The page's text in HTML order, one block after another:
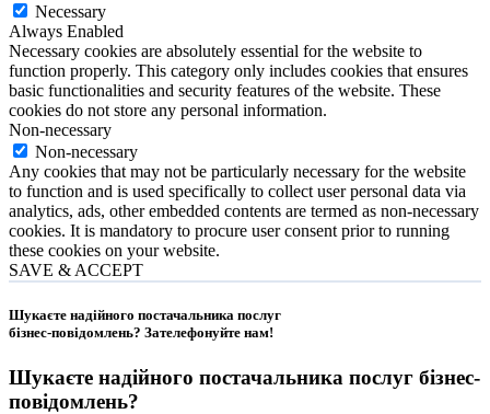
Necessary
Always Enabled
Necessary cookies are absolutely essential for the website to
function properly. This category only includes cookies that ensures
basic functionalities and security features of the website. These
cookies do not store any personal information.
Non-necessary
Non-necessary
Any cookies that may not be particularly necessary for the website
to function and is used specifically to collect user personal data via
analytics, ads, other embedded contents are termed as non-necessary
cookies. It is mandatory to procure user consent prior to running
these cookies on your website.
SAVE & ACCEPT
Шукаєте надійного постачальника послуг
бізнес-повідомлень? Зателефонуйте нам!
Шукаєте надійного постачальника послуг бізнес-
повідомлень?